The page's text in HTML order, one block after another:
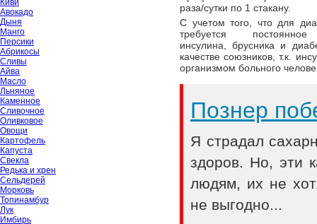
Киви
Авокадо
Дыня
Манго
Персики
Абрикосы
Сливы
Айва
Масло
Льняное
Каменное
Сливочное
Оливковое
Овощи
Картофель
Капуста
Свекла
Редька и хрен
Сельдерей
Морковь
Топинамбур
Лук
Имбирь
раза/сутки по 1 стакану.
С учетом того, что для
требуется
инсулина, брусника и
качестве союзников, т.к.
организмом больного
Познер
Я страдал
здоров. Но, эти
людям, их не
не выгодно...